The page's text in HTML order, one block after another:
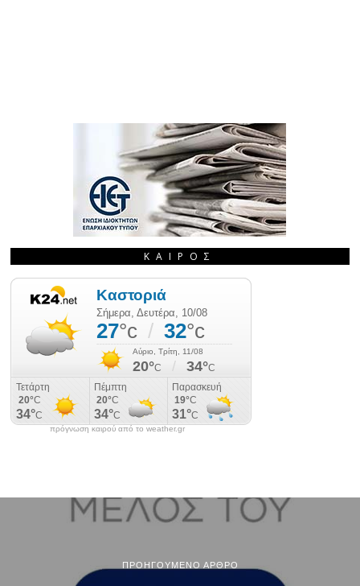
ΚΑΙΡΌΣ
πρόγνωση καιρού από το weather.gr
ΠΡΟΗΓΟΎΜΕΝΟ ΆΡΘΡΟ